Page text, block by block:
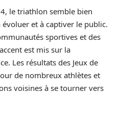
le triathlon semble bien
et à captiver le public.
sportives et des
est mis sur la
Les résultats des Jeux de
de nombreux athlètes et
voisines à se tourner vers